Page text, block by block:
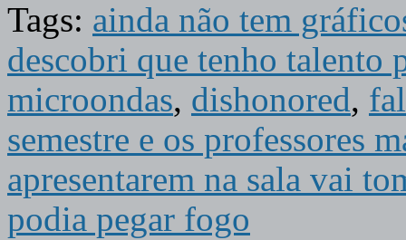
Tags: ainda não tem
descobri que tenho talento
microondas, dishonored,
semestre e os professores
apresentarem na sala vai
podia pegar fogo